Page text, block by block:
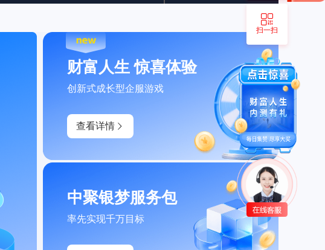
财富人生 惊喜体验
创新式成长型企服游戏
查看详情
中聚银梦服务包
率先实现千万目标
扫一扫